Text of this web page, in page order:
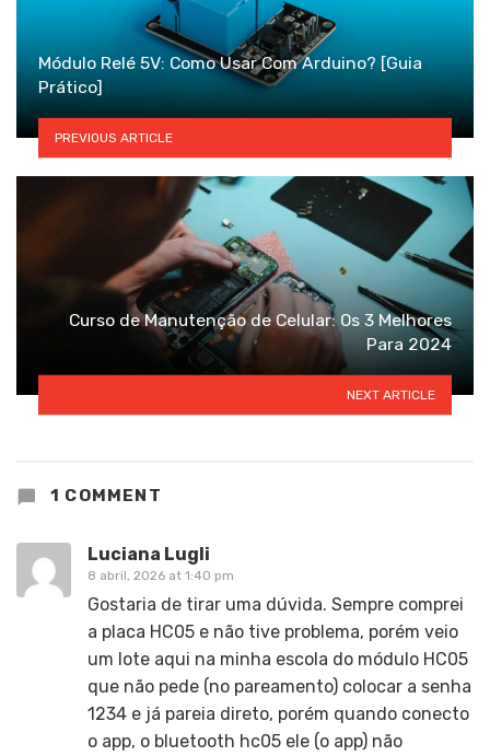
Módulo Relé 5V: Como Usar Com Arduino? [Guia
Prático]
PREVIOUS ARTICLE
Curso de Manutenção de Celular: Os 3 Melhores
Para 2024
NEXT ARTICLE
1 COMMENT
Luciana Lugli
8 abril, 2026 at 1:40 pm
Gostaria de tirar uma dúvida. Sempre comprei
a placa HC05 e não tive problema, porém veio
um lote aqui na minha escola do módulo HC05
que não pede (no pareamento) colocar a senha
1234 e já pareia direto, porém quando conecto
o app, o bluetooth hc05 ele (o app) não